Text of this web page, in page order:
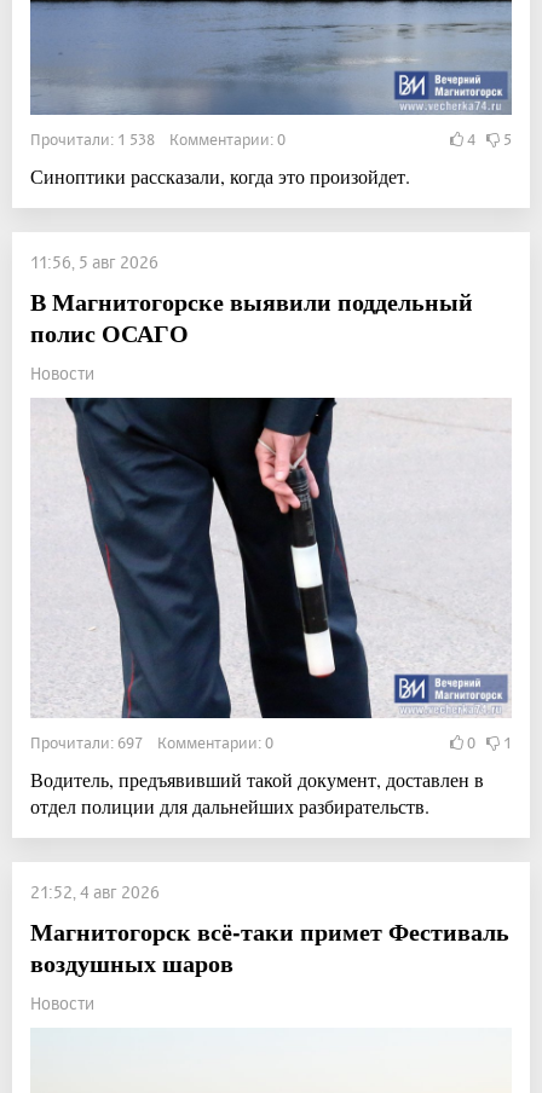
Прочитали: 1 538 Комментарии: 0 4 5
Синоптики рассказали, когда это произойдет.
11:56, 5 авг 2026
В Магнитогорске выявили поддельный
полис ОСАГО
Новости
Прочитали: 697 Комментарии: 0 0 1
Водитель, предъявивший такой документ, доставлен в
отдел полиции для дальнейших разбирательств.
21:52, 4 авг 2026
Магнитогорск всё-таки примет Фестиваль
воздушных шаров
Новости